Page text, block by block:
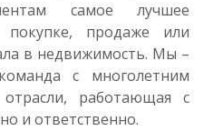
самое лучшее
покупке, продаже или
в недвижимость. Мы –
с многолетним
работающая с
и ответственно.